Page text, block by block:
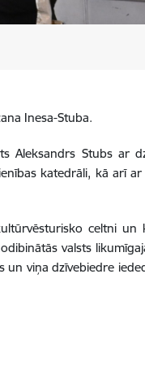
Inesa-Stuba.
Aleksandrs Stubs ar
katedrāli, kā arī ar
celtni un
valsts
viņa dzīvebiedre